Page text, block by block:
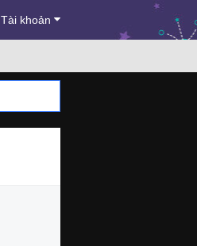
Tài khoản